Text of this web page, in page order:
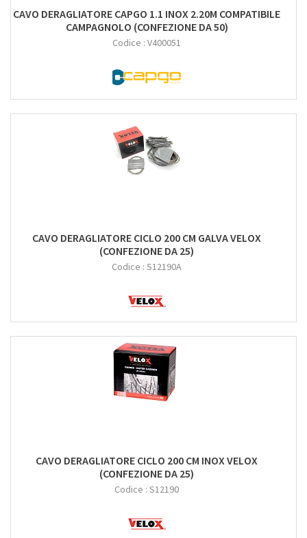
CAVO DERAGLIATORE CAPGO 1.1 INOX 2.20M COMPATIBILE
CAMPAGNOLO (CONFEZIONE DA 50)
Codice : V400051
CAVO DERAGLIATORE CICLO 200 CM GALVA VELOX
(CONFEZIONE DA 25)
Codice : S12190A
CAVO DERAGLIATORE CICLO 200 CM INOX VELOX
(CONFEZIONE DA 25)
Codice : S12190